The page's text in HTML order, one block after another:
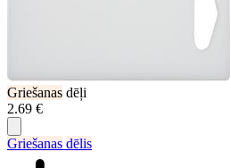
Griešanas dēļi
2.69 €
Griešanas dēlis